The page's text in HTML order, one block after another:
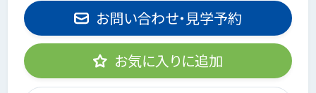
お問い合わせ・見学予約
お気に入りに追加